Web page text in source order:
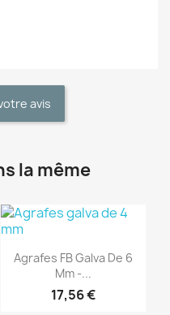
avis
la même
Aperçu rapide
Agrafes FB Galva De 6
Mm -...
17,56 €